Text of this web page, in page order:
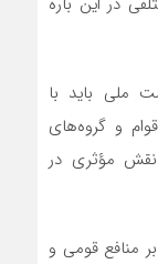
ملی باید با
و گروه‌های
نقش مؤثری در
منافع قومی و